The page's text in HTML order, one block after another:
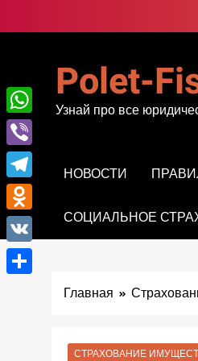
к
Polet-
Узнай про все
НОВОСТИ
СОЦИАЛЬНОЕ
Главная
СТРАХОВАНИЕ
WhatsApp
Viber
Telegram
Odnoklassniki
VK
Отправить